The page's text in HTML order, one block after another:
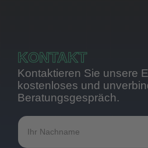
KONTAKT
Kontaktieren Sie unsere
kostenloses und
Beratungsgespräch.